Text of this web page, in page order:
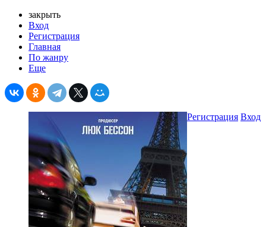
закрыть
Вход
Регистрация
Главная
По жанру
Еще
Регистрация Вход